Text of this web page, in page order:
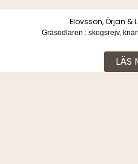
Elovsson, Örjan &
Gräsodlaren : skogsrejv,
LÄS